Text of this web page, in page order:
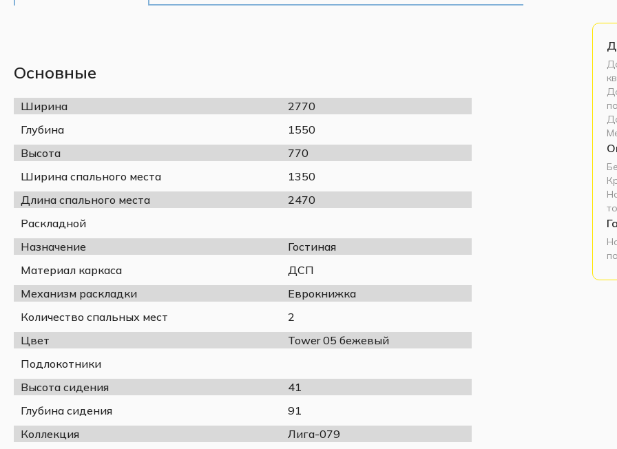
Основные
Ширина
2770
Глубина
1550
Высота
770
Ширина спального места
1350
Длина спального места
2470
Раскладной
Назначение
Гостиная
Материал каркаса
ДСП
Механизм раскладки
Еврокнижка
Количество спальных мест
2
Цвет
Tower 05 бежевый
Подлокотники
Высота сидения
41
Глубина сидения
91
Коллекция
Лига-079